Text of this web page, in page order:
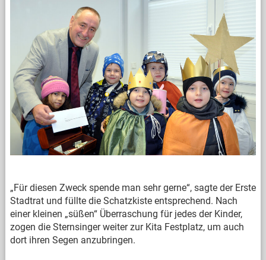
„Für diesen Zweck spende man sehr gerne“, sagte der Erste
Stadtrat und füllte die Schatzkiste entsprechend. Nach
einer kleinen „süßen“ Überraschung für jedes der Kinder,
zogen die Sternsinger weiter zur Kita Festplatz, um auch
dort ihren Segen anzubringen.